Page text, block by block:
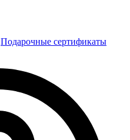
Подарочные сертификаты